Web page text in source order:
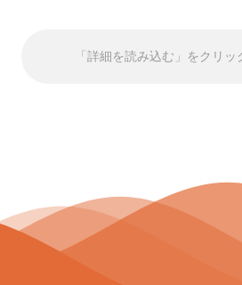
「詳細を読み込む」をクリ